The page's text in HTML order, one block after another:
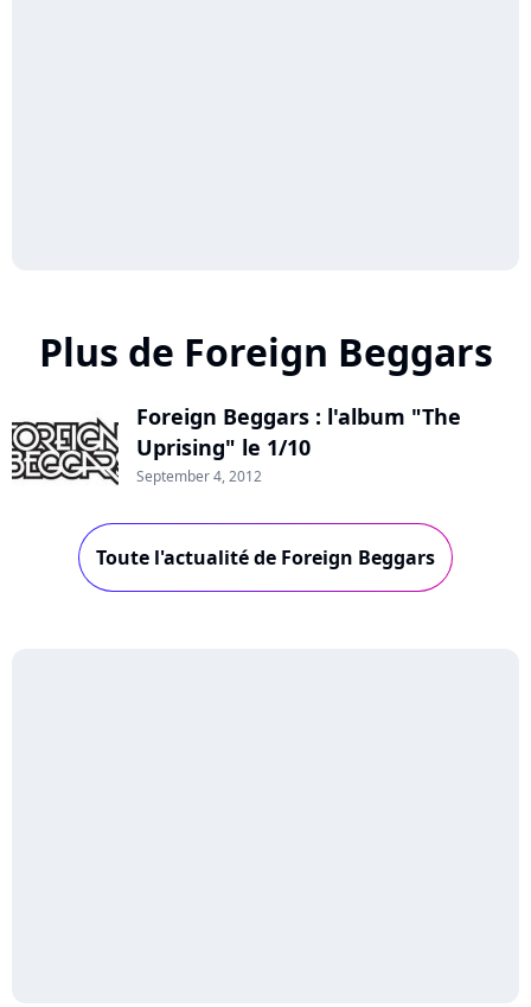
Plus de Foreign Beggars
Foreign Beggars : l'album "The
Uprising" le 1/10
September 4, 2012
Toute l'actualité de Foreign Beggars